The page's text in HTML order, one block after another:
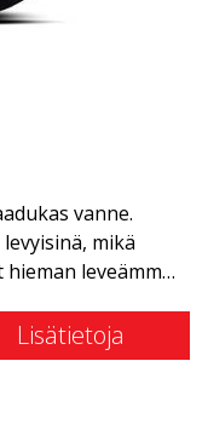
vanne.
mikä
leveämmät
kovan ilmeen,
(Ne ovat myös
Toisin
Lisätietoja